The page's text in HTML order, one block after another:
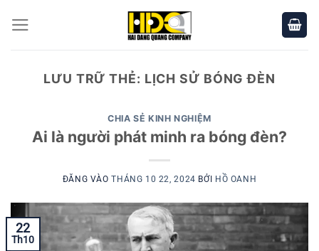
qua
LƯU TRỮ THẺ: LỊCH SỬ BÓNG ĐÈN
CHIA SẺ KINH NGHIỆM
Ai là người phát minh ra bóng đèn?
ĐĂNG VÀOTHÁNG 10 22, 2024 BỞI HỒ OANH
22
Th10